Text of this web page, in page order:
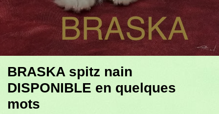
BRASKA spitz nain
DISPONIBLE en quelques
mots